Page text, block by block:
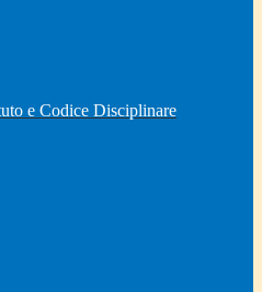
e Codice Disciplinare